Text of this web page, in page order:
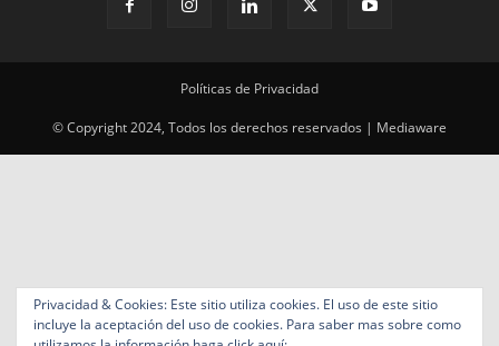
Políticas de Privacidad
© Copyright 2024, Todos los derechos reservados | Mediaware
Privacidad & Cookies: Este sitio utiliza cookies. El uso de este sitio
incluye la aceptación del uso de cookies. Para saber mas sobre como